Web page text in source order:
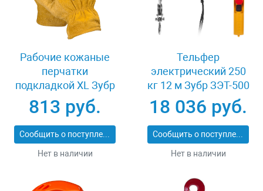
Рабочие кожаные
перчатки
подкладкой XL Зубр
МАСТЕР 1135-XL
813 руб.
Сообщить о поступлении
Нет в наличии
Тельфер
электрический 250
кг 12 м Зубр ЗЭТ-500
18 036 руб.
Сообщить о поступлении
Нет в наличии